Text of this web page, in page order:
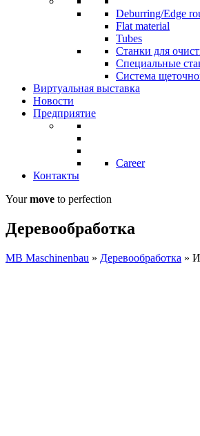
Deburring/Edge
Flat material
Tubes
Станки для
Специальные
Система
Виртуальная выставка
Новости
Предприятие
Career
Контакты
Yourmove to perfection
Деревообработка
MB Maschinenbau » Деревообработка »